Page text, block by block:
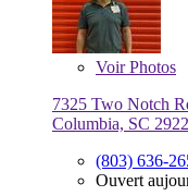
VoirPhotos
7325 Two Notch
Columbia, SC
(803) 636-
Ouvert